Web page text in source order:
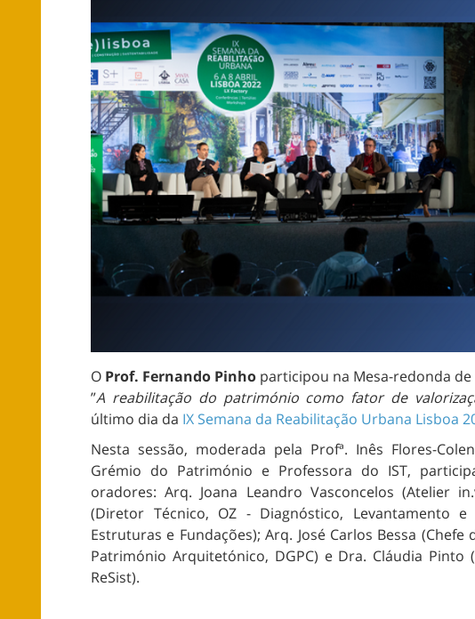
O Prof. Fernando Pinho participou na Mesa-redonda
”A reabilitação do património como fator de
último dia da IX Semana da Reabilitação Urbana Lisboa
Nesta sessão, moderada pela Profª. Inês Flores-
Grémio do Património e Professora do IST,
oradores: Arq. Joana Leandro Vasconcelos (Atelier
(Diretor Técnico, OZ - Diagnóstico, Levantamento
Estruturas e Fundações); Arq. José Carlos Bessa
Património Arquitetónico, DGPC) e Dra. Cláudia Pinto
ReSist).